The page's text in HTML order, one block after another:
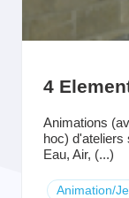
4
Animations
hoc) d'ateliers
Eau, Air, (...)
Animation/